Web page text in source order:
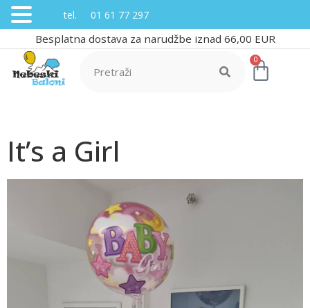
Besplatna dostava za narudžbe iznad 66,00 EUR
0
It’s a Girl
tel. 01 61 77 297